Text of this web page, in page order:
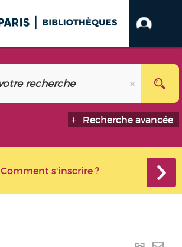
Recherche avancée
Comment s'inscrire ?
Lien